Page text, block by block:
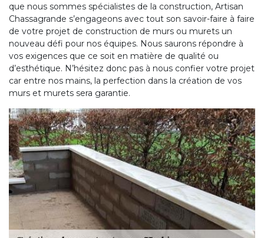
que nous sommes spécialistes de la construction, Artisan
Chassagrande s’engageons avec tout son savoir-faire à faire
de votre projet de construction de murs ou murets un
nouveau défi pour nos équipes. Nous saurons répondre à
vos exigences que ce soit en matière de qualité ou
d’esthétique. N’hésitez donc pas à nous confier votre projet
car entre nos mains, la perfection dans la création de vos
murs et murets sera garantie.